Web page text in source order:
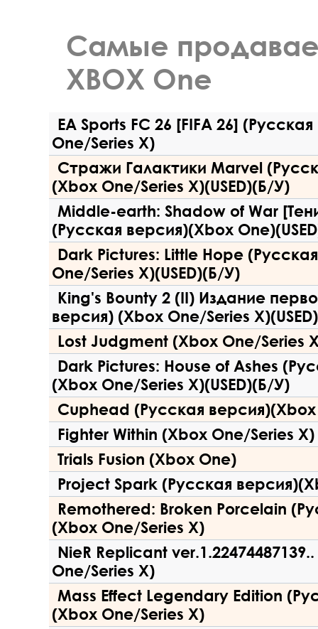
Самые
XBOX One
EA Sports FC 26 [FIFA 26]
One/Series X)
Стражи Галактики Marvel
(Xbox One/Series X)(USED)(Б/У)
Middle-earth: Shadow of War
(Русская версия)(Xbox
Dark Pictures: Little Hope
One/Series X)(USED)(Б/У)
King's Bounty 2 (II) Издание
версия) (Xbox One/Series
Lost Judgment (Xbox One/Series
Dark Pictures: House of Ashes
(Xbox One/Series X)(USED)(Б/У)
Cuphead (Русская
Fighter Within (Xbox One/Series X)
Trials Fusion (Xbox One)
Project Spark (Русская
Remothered: Broken Porcelain
(Xbox One/Series X)
NieR Replicant
One/Series X)
Mass Effect Legendary Edition
(Xbox One/Series X)